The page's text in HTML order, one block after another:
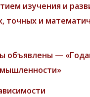
изучения и
точных и
объявлены —